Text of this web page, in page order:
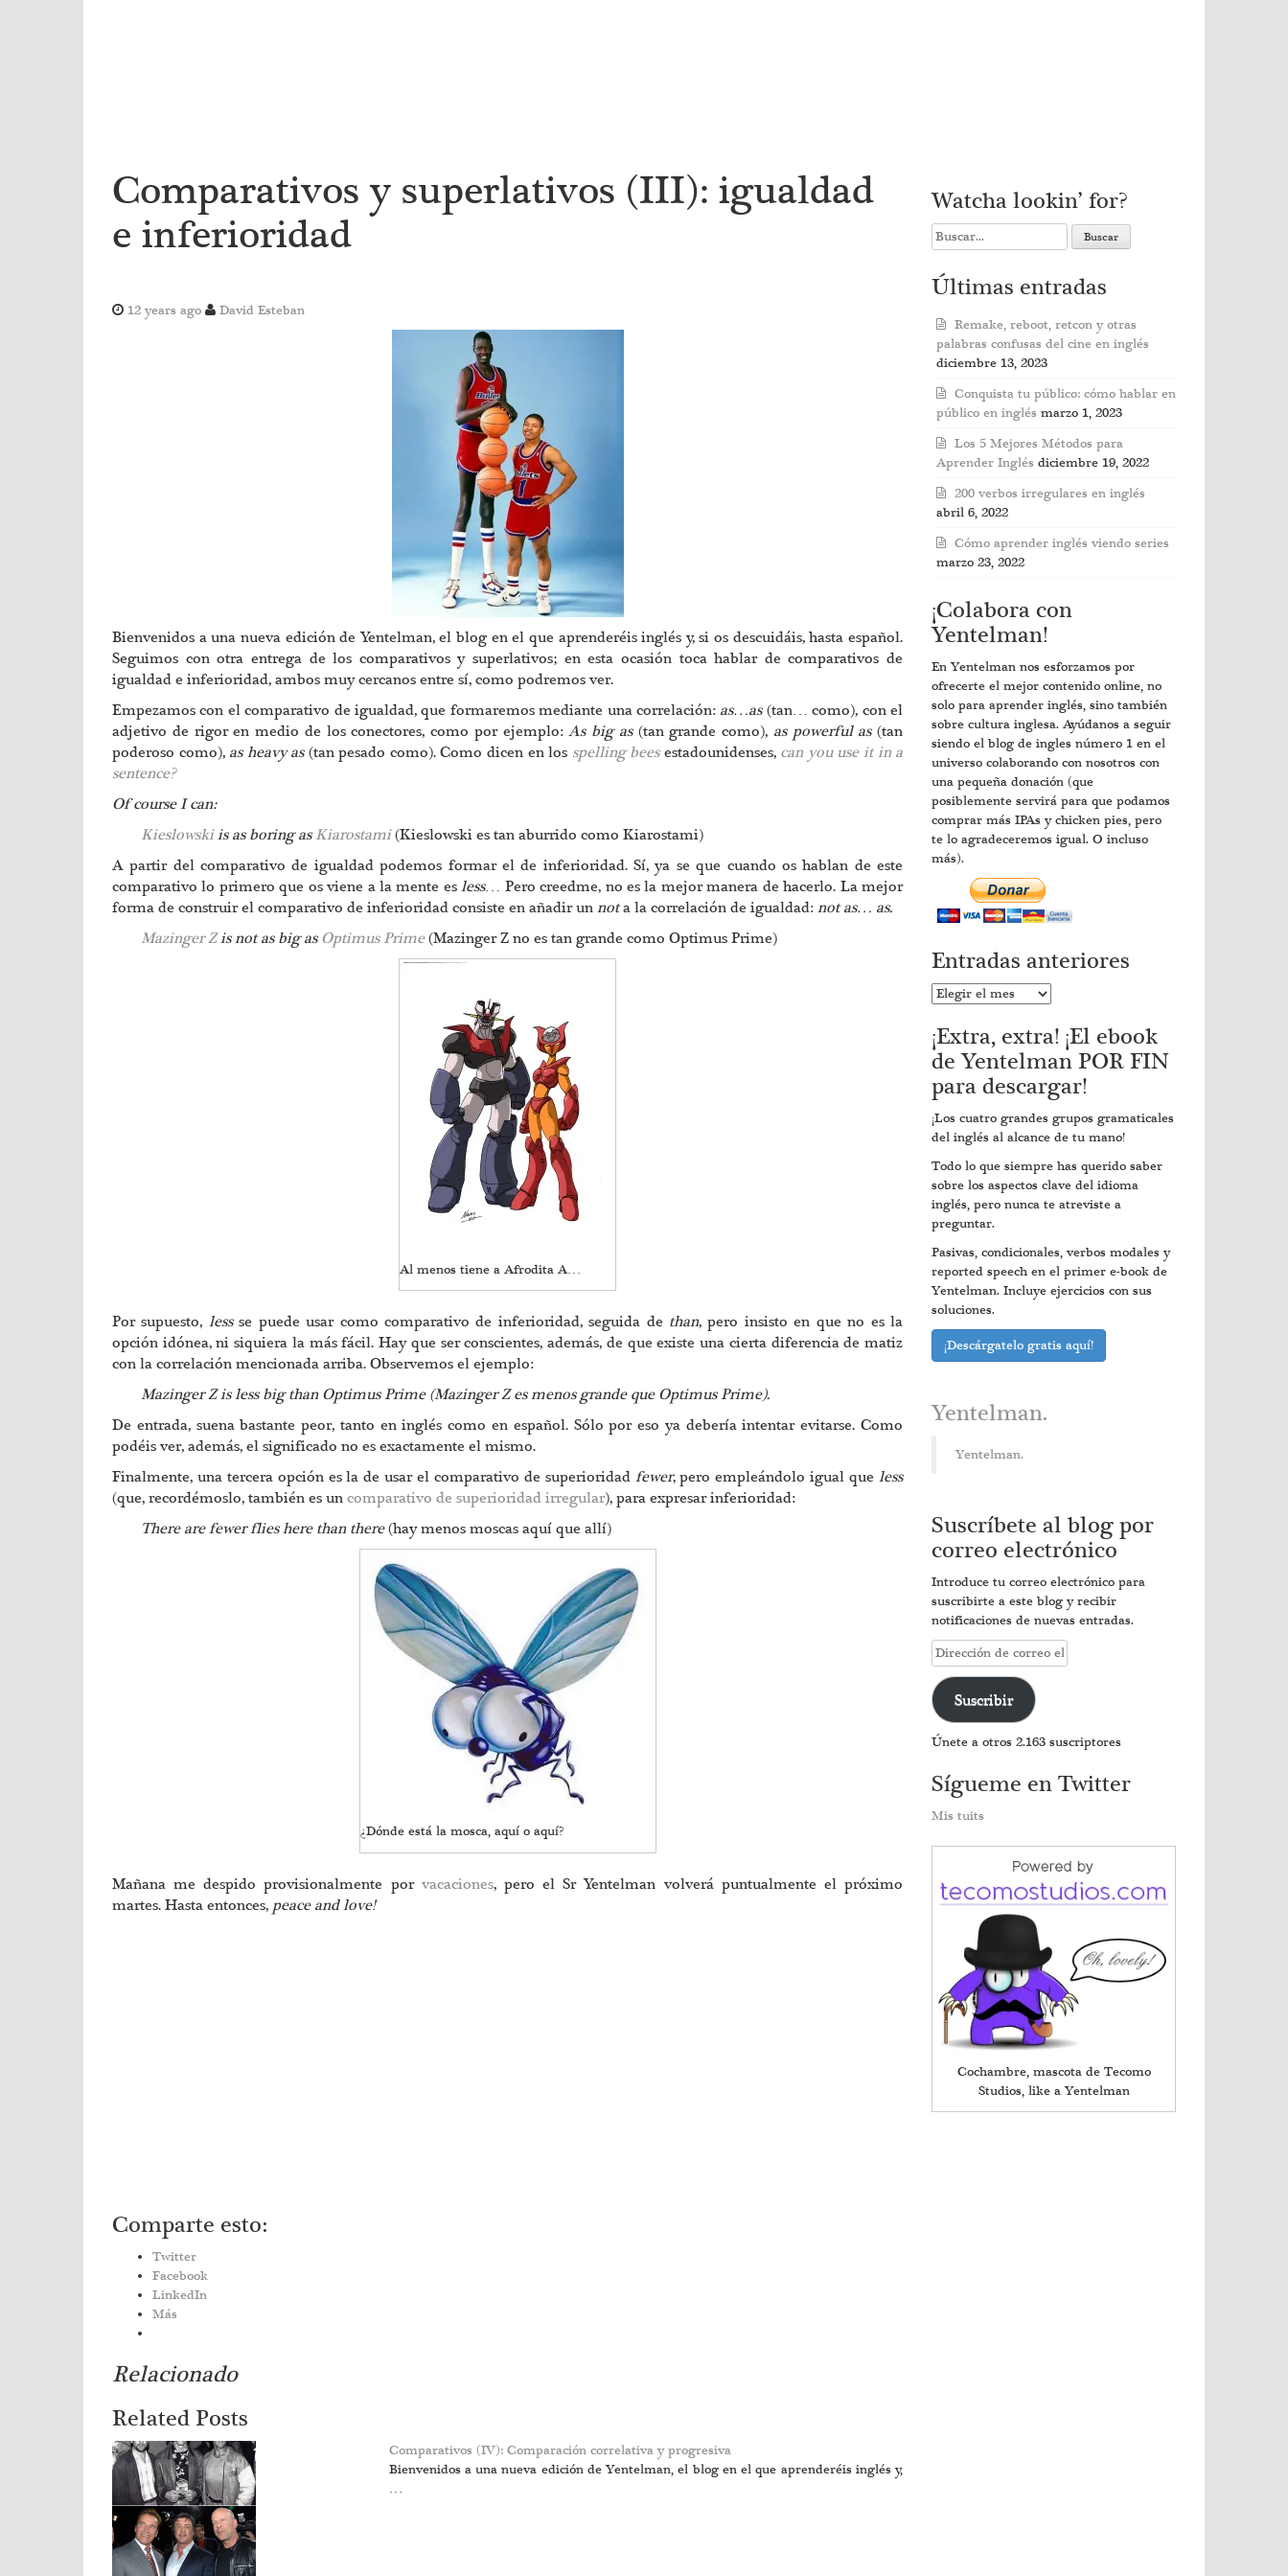
Comparativos y superlativos (III): igualdad
e inferioridad
12 years ago David Esteban
Bienvenidos a una nueva edición de Yentelman, el blog en el que aprenderéis inglés y, si os descuidáis, hasta español.
Seguimos con otra entrega de los comparativos y superlativos; en esta ocasión toca hablar de comparativos de
igualdad e inferioridad, ambos muy cercanos entre sí, como podremos ver.
Empezamos con el comparativo de igualdad, que formaremos mediante una correlación: as…as(tan… como), con el
adjetivo de rigor en medio de los conectores, como por ejemplo:As big as(tan grande como), as powerful as (tan
poderoso como), as heavy as(tan pesado como). Como dicen en los spelling bees estadounidenses, can you use it in a
sentence?
Of course I can:
Kieslowskiis as boring asKiarostami(Kieslowski es tan aburrido como Kiarostami)
A partir del comparativo de igualdad podemos formar el de inferioridad. Sí, ya se que cuando os hablan de este
comparativo lo primero que os viene a la mente esless… Pero creedme, no es la mejor manera de hacerlo. La mejor
forma de construir el comparativo de inferioridad consiste en añadir unnota la correlación de igualdad:not as… as.
Mazinger Zis not as big asOptimus Prime(Mazinger Z no es tan grande como Optimus Prime)
Al menos tiene a Afrodita A…
Por supuesto, lessse puede usar como comparativo de inferioridad, seguida de than, pero insisto en que no es la
opción idónea, ni siquiera la más fácil. Hay que ser conscientes, además, de que existe una cierta diferencia de matiz
con la correlación mencionada arriba. Observemos el ejemplo:
Mazinger Z is less big than Optimus Prime (Mazinger Z es menos grande que Optimus Prime).
De entrada, suena bastante peor, tanto en inglés como en español. Sólo por eso ya debería intentar evitarse. Como
podéis ver, además, el significado no es exactamente el mismo.
Finalmente, una tercera opción es la de usar el comparativo de superioridad fewer, pero empleándolo igual queless
(que, recordémoslo, también es uncomparativo de superioridad irregular), para expresar inferioridad:
There are fewer flies here than there(hay menos moscas aquí que allí)
¿Dónde está la mosca, aquí o aquí?
Mañana me despido provisionalmente por vacaciones, pero el Sr Yentelman volverá puntualmente el próximo
martes. Hasta entonces, peace and love!
Comparte esto:
Twitter
Facebook
LinkedIn
Más
Relacionado
Related Posts
Comparativos (IV): Comparación correlativa y progresiva
Bienvenidos a una nueva edición de Yentelman, el blog en el que aprenderéis inglés y,
…
Watcha lookin’ for?
Search
for:
Últimas entradas
Remake, reboot, retcon y otras
palabras confusas del cine en inglés
diciembre 13, 2023
Conquista tu público: cómo hablar en
público en inglés marzo 1, 2023
Los 5 Mejores Métodos para
Aprender Inglés diciembre 19, 2022
200 verbos irregulares en inglés
abril 6, 2022
Cómo aprender inglés viendo series
marzo 23, 2022
¡Colabora con
Yentelman!
En Yentelman nos esforzamos por
ofrecerte el mejor contenido online, no
solo para aprender inglés, sino también
sobre cultura inglesa. Ayúdanos a seguir
siendo el blog de ingles número 1 en el
universo colaborando con nosotros con
una pequeña donación (que
posiblemente servirá para que podamos
comprar más IPAs y chicken pies, pero
te lo agradeceremos igual. O incluso
más).
Entradas anteriores
Entradas
¡Extra, extra! ¡El ebook
de Yentelman POR FIN
para descargar!
¡Los cuatro grandes grupos gramaticales
del inglés al alcance de tu mano!
Todo lo que siempre has querido saber
sobre los aspectos clave del idioma
inglés, pero nunca te atreviste a
preguntar.
Pasivas, condicionales, verbos modales y
reported speech en el primer e-book de
Yentelman. Incluye ejercicios con sus
soluciones.
¡Descárgatelo gratis aquí!
Yentelman.
Yentelman.
Suscríbete al blog por
correo electrónico
Introduce tu correo electrónico para
suscribirte a este blog y recibir
notificaciones de nuevas entradas.
Dirección
de
correo
electrónico
Suscribir
Únete a otros 2.163 suscriptores
Sígueme en Twitter
Mis tuits
Cochambre, mascota de Tecomo
Studios, like a Yentelman